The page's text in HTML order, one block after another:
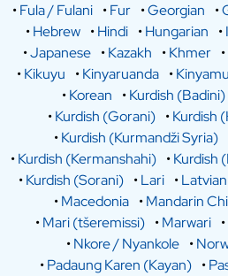
•Fula / Fulani •Fur •Georgian •
•Hebrew •Hindi •Hungarian •
•Japanese •Kazakh •Khmer •
•Kikuyu •Kinyaruanda •
•Korean •Kurdish (Badini)
•Kurdish (Gorani) •Kurdish
•Kurdish (Kurmandži Syria)
•Kurdish (Kermanshahi) •Kurdish
•Kurdish (Sorani) •Lari •Latvian
•Macedonia •Mandarin
•Mari (tšeremissi) •Marwari •
•Nkore / Nyankole •
•Padaung Karen (Kayan) •